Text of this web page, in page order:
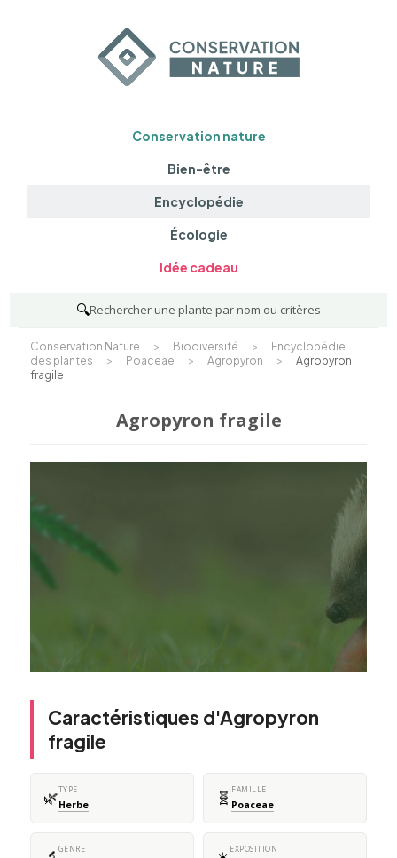
Conservation nature
Bien-être
Encyclopédie
Écologie
Idée cadeau
🔍Rechercher une plante par nom ou critères
Conservation Nature > Biodiversité >
Encyclopédie
des plantes
> Poaceae > Agropyron >
Agropyron
fragile
Agropyron fragile
Caractéristiques d'Agropyron
fragile
🌿TYPE
Herbe 🧬 FAMILLE
Poaceae
GENRE EXPOSITION